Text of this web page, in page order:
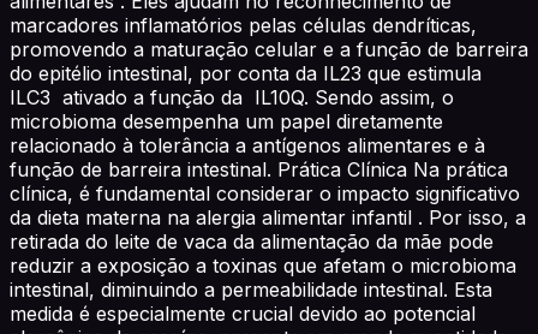
marcadores inflamatórios pelas células dendríticas,
promovendo a maturação celular e a função de barreira
do epitélio intestinal, por conta da IL23 que estimula
ILC3 ativado a função da IL10Q. Sendo assim, o
microbioma desempenha um papel diretamente
relacionado à tolerância a antígenos alimentares e à
função de barreira intestinal. Prática Clínica Na prática
clínica, é fundamental considerar o impacto significativo
da dieta materna na alergia alimentar infantil . Por isso, a
retirada do leite de vaca da alimentação da mãe pode
reduzir a exposição a toxinas que afetam o microbioma
intestinal, diminuindo a permeabilidade intestinal. Esta
medida é especialmente crucial devido ao potencial